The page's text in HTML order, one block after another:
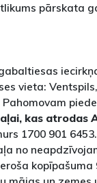
pārskata
vieta:
kas atrodas
1700 901
no